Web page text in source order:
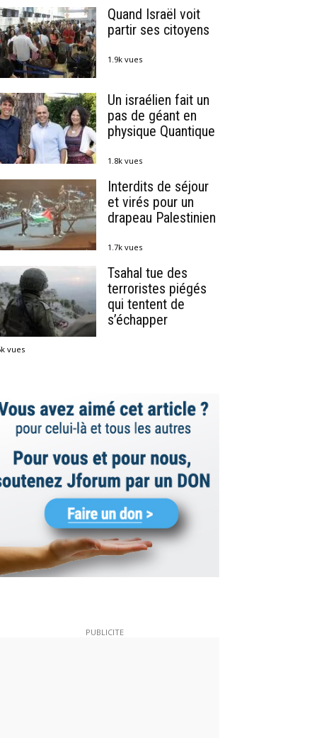
Quand Israël voit
partir ses citoyens
1.9k vues
Un israélien fait un
pas de géant en
physique Quantique
1.8k vues
Interdits de séjour
et virés pour un
drapeau Palestinien
1.7k vues
Tsahal tue des
terroristes piégés
qui tentent de
s’échapper
vues